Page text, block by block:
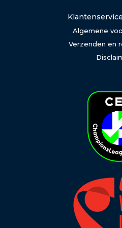
Algemene
Verzenden en